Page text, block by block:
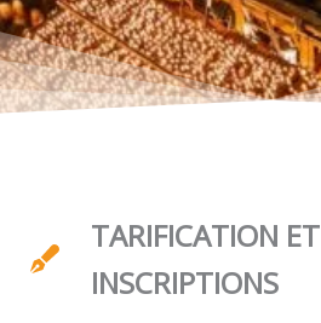
TARIFICATION ET
INSCRIPTIONS